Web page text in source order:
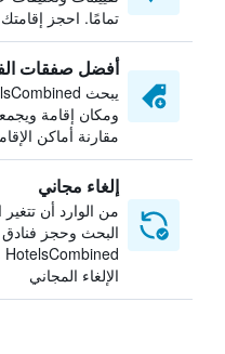
تمامًا. احجز
أفضل صفقات
ومكان إقامة
مقارنة أماكن
إلغاء مجاني
من الوارد أن
البحث وحجز
الإلغاء المجاني